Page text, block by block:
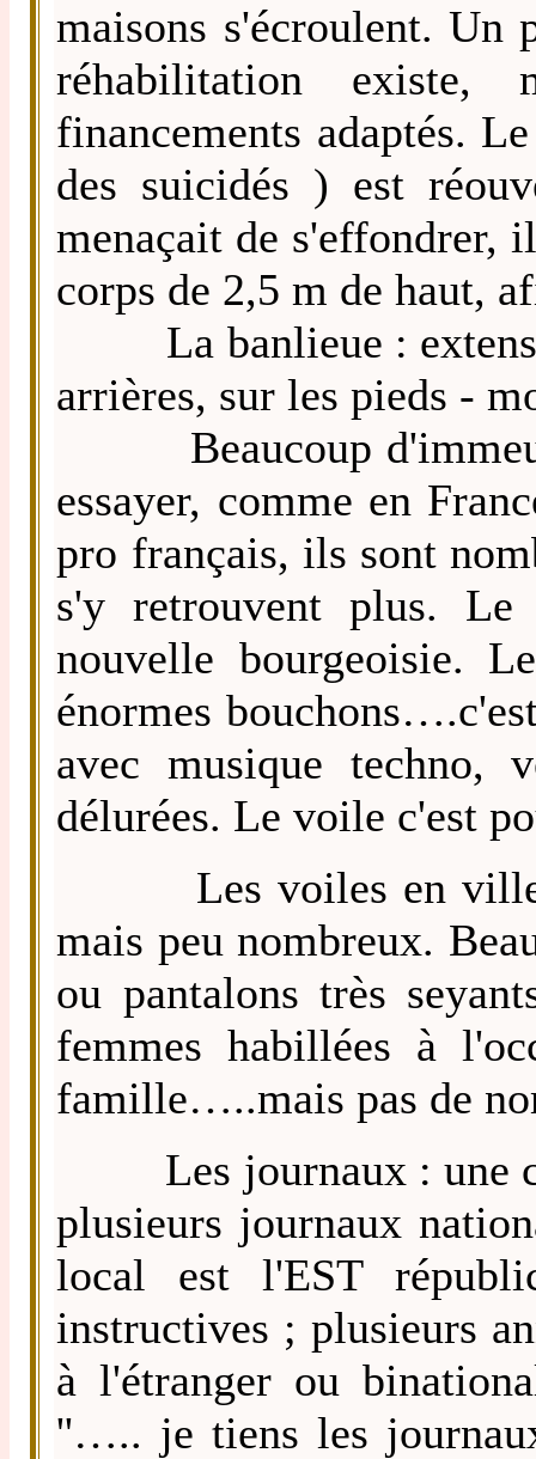
maisons s'écroulent. Un
réhabilitation existe,
financements adaptés.
des suicidés ) est
menaçait de
corps de 2,5 m de haut,
La banlieue :
arrières, sur les pieds -
Beaucoup
essayer, comme en
pro français, ils sont
s'y retrouvent plus. Le
nouvelle bourgeoisie.
énormes
avec musique techno,
délurées. Le voile c'est
Les voiles en ville :
mais peu nombreux.
ou pantalons très
femmes habillées à
famille…..mais pas de
Les journaux : une
plusieurs journaux
local est l'EST
instructives ; plusieurs
à l'étranger ou
''….. je tiens les